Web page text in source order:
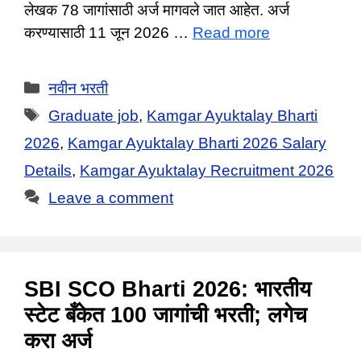
लेखक 78 जागांसाठी अर्ज मागवले जात आहेत. अर्ज
करण्यासाठी 11 जून 2026 … Read more
Categories
नवीन भरती
Tags
Graduate job, Kamgar Ayuktalay Bharti
2026, Kamgar Ayuktalay Bharti 2026 Salary
Details, Kamgar Ayuktalay Recruitment 2026
Leave a comment
SBI SCO Bharti 2026: भारतीय
स्टेट बँकेत 100 जागांची भरती; लगेच
करा अर्ज